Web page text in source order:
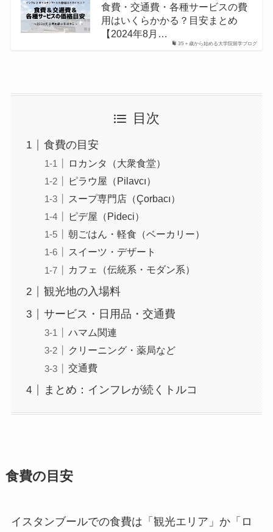
35＋歳から始める大学院留学ブログ
食費・交通費・各種サービスの費
用はいくらかかる？目安まとめ
【2024年8月…
目次
食費の目安
ロカンタ（大衆食堂）
ピラウ屋（Pilavcı）
スープ専門店（Çorbacı）
ピデ屋（Pideci）
朝ごはん・軽食（ベーカリー）
スイーツ・デザート
カフェ（伝統系・モダン系）
観光地の入場料
サービス・日用品・交通費
ハマム関連
クリーニング・薬局など
交通費
まとめ：インフレが続くトルコ
食費の目安
イスタンブールでの食費は「観光エリア」か「ロ